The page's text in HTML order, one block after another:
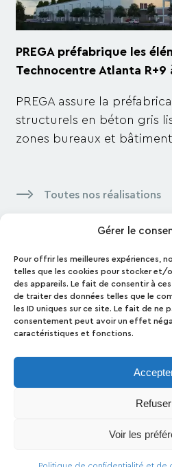
Gérer le
Pour offrir les meilleures expériences,
telles que les cookies pour stocker et/
des appareils. Le fait de consentir à
de traiter des données telles que le
les ID uniques sur ce site. Le fait de ne
consentement peut avoir un effet
caractéristiques et fonctions.
Refuser
Voir les
PREGA préfabrique les
Technocentre Atlanta R+9
PREGA assure la
structurels en béton gris
zones bureaux et
Toutes nos réalisations
Presse
Mentions
Groupe
Ossabois